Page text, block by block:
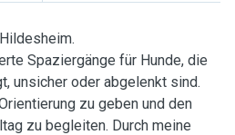
Spaziergänge für Hunde, die
unsicher oder abgelenkt sind.
zu geben und den
zu begleiten. Durch meine